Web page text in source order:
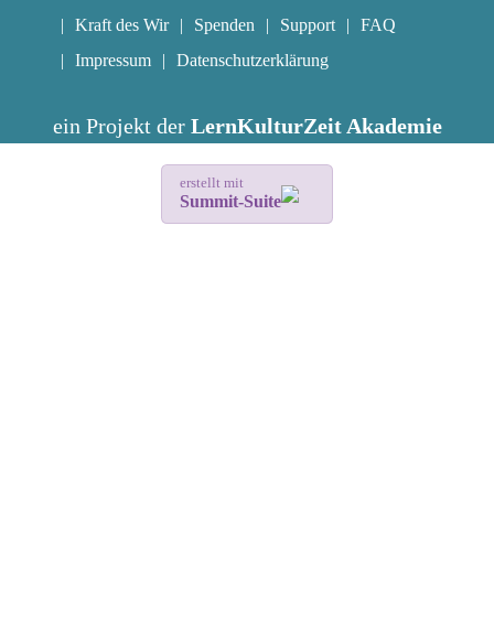
Kraft des Wir
Spenden Support
FAQ
Impressum
Datenschutzerklärung
ein Projekt der LernKulturZeit Akademie
erstellt mit
Summit-Suite